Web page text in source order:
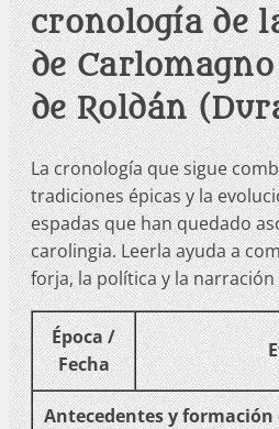
cronología de
de
de Roldán
La cronología que sigue
tradiciones épicas y la
espadas que han quedado
carolingia. Leerla ayuda a
forja, la política y la
Época /
Fecha
Antecedentes y